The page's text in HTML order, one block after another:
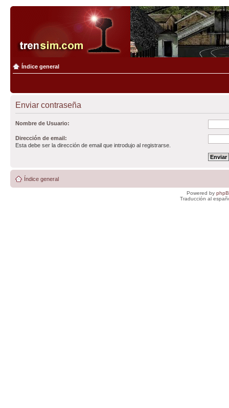
Índice general
Enviar contraseña
Nombre de Usuario:
Dirección de email:
Esta debe ser la dirección de email que introdujo al registrarse.
Índice general
Powered by
Traducción al